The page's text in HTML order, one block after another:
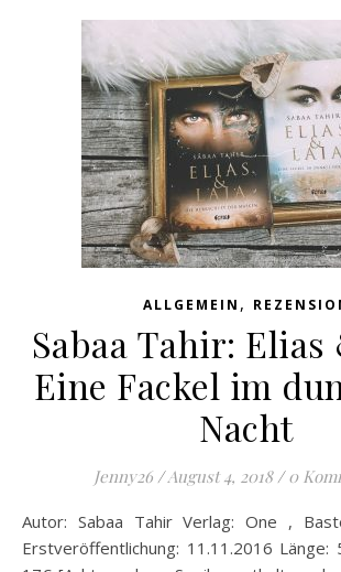
ALLGEMEIN ,
Sabaa Tahir:
Eine Fackel im
Nacht
Jenny26 /August 4, 2018 / 0
Autor: Sabaa Tahir Verlag: One , Bastei Lübbe Datum
Erstveröffentlichung: 11.11.2016 Länge: